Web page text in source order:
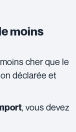
moins
cher que le
déclarée et
, vous devez